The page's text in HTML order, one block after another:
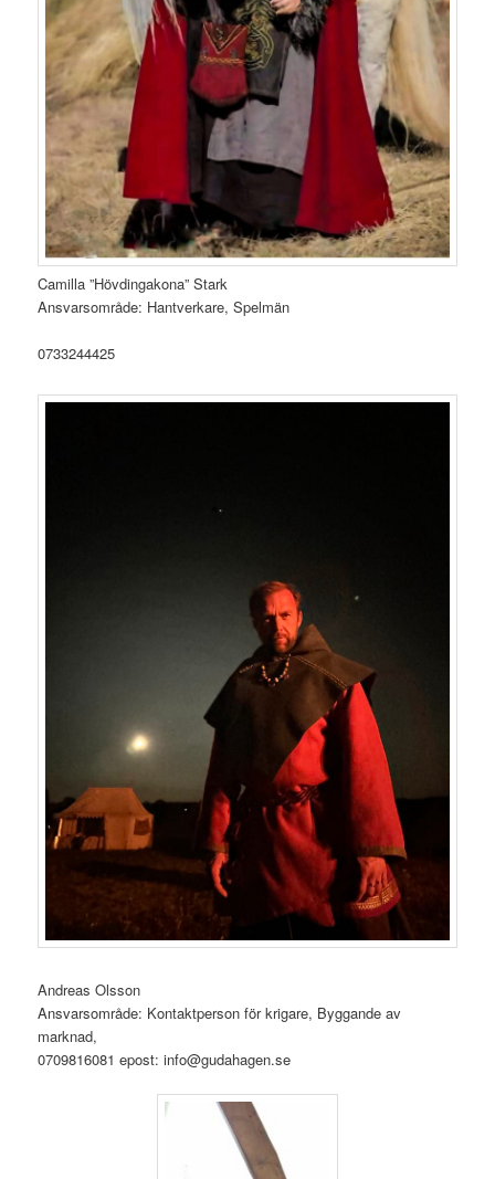
Camilla ”Hövdingakona” Stark
Ansvarsområde: Hantverkare, Spelmän
0733244425
Andreas Olsson
Ansvarsområde: Kontaktperson för krigare, Byggande av
marknad,
0709816081 epost: info@gudahagen.se